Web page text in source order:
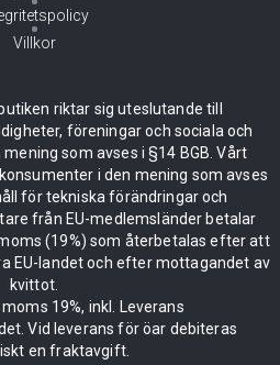
Villkor
riktar sig uteslutande till
föreningar och sociala och
som avses i §14 BGB. Vårt
i den mening som avses
för tekniska förändringar och
från EU-medlemsländer betalar
(19%) som återbetalas efter att
EU-landet och efter mottagandet av
kvittot.
19%, inkl. Leverans
Vid leverans för öar debiteras
en fraktavgift.